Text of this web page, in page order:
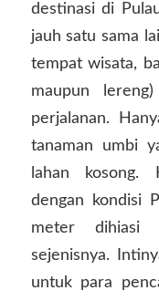
destinasi di
jauh satu sama
tempat wisata,
maupun
perjalanan.
tanaman umbi
lahan kosong.
dengan kondisi
meter dihiasi
sejenisnya.
untuk para